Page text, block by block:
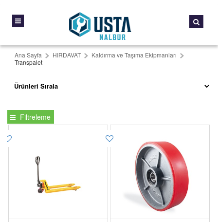
Ana Sayfa HIRDAVAT
Kaldırma ve Taşıma Ekipmanları
Transpalet
Filtreleme